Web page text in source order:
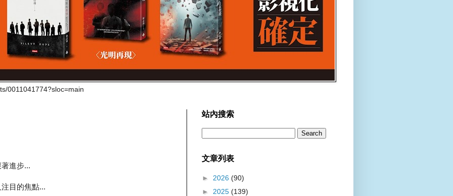
0011041774?sloc=main
進步...
目的焦點...
站內搜索
文章列表
► 2026 (90)
► 2025 (139)